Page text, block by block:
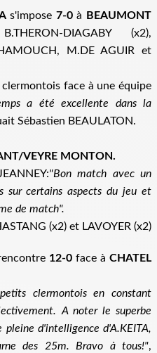
s'impose 7-0à BEAUMONT
DIAGABY (x2),
M.DE AGUIR et
face à une équipe
a été excellente dans la
Sébastien BEAULATON.
VEYRE MONTON.
"Bon match avec un
sur certains aspects du jeu et
de match".
(x2) et LAVOYER (x2)
12-0 face à CHATEL
clermontois en constant
A noter le superbe
pleine d'intelligence d'A.KEITA,
des 25m. Bravo à tous!",